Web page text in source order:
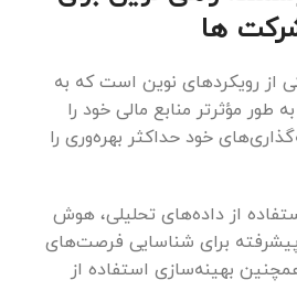
ها
از رویکردهای نوین است که به
مؤثرتر منابع مالی خود را
خود حداکثر بهره‌وری را
از داده‌های تحلیلی، هوش
برای شناسایی فرصت‌های
بهینه‌سازی استفاده از